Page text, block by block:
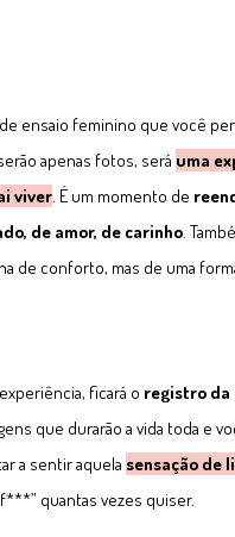
ensaio feminino que você
apenas fotos, será uma
viver. É um momento de
de amor, de carinho.
de conforto, mas de uma
ficará o registro da
que durarão a vida toda e
a sentir aquela sensação de
quantas vezes quiser.